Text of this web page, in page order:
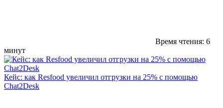
Время чтения: 6
минут
Кейс: как Resfood увеличил отгрузки на 25% с помощью
Chat2Desk